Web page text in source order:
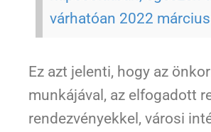
várhatóan 2022
Ez azt jelenti, hogy az
munkájával, az elfogadott
rendezvényekkel, városi